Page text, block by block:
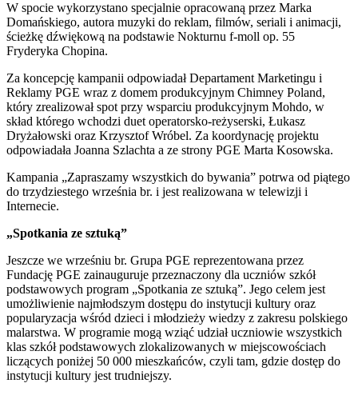
W spocie wykorzystano specjalnie opracowaną przez Marka
Domańskiego, autora muzyki do reklam, filmów, seriali i animacji,
ścieżkę dźwiękową na podstawie Nokturnu f-moll op. 55
Fryderyka Chopina.
Za koncepcję kampanii odpowiadał Departament Marketingu i
Reklamy PGE wraz z domem produkcyjnym Chimney Poland,
który zrealizował spot przy wsparciu produkcyjnym Mohdo, w
skład którego wchodzi duet operatorsko-reżyserski, Łukasz
Dryżałowski oraz Krzysztof Wróbel. Za koordynację projektu
odpowiadała Joanna Szlachta a ze strony PGE Marta Kosowska.
Kampania „Zapraszamy wszystkich do bywania” potrwa od piątego
do trzydziestego września br. i jest realizowana w telewizji i
Internecie.
„Spotkania ze sztuką”
Jeszcze we wrześniu br. Grupa PGE reprezentowana przez
Fundację PGE zainauguruje przeznaczony dla uczniów szkół
podstawowych program „Spotkania ze sztuką”. Jego celem jest
umożliwienie najmłodszym dostępu do instytucji kultury oraz
popularyzacja wśród dzieci i młodzieży wiedzy z zakresu polskiego
malarstwa. W programie mogą wziąć udział uczniowie wszystkich
klas szkół podstawowych zlokalizowanych w miejscowościach
liczących poniżej 50 000 mieszkańców, czyli tam, gdzie dostęp do
instytucji kultury jest trudniejszy.